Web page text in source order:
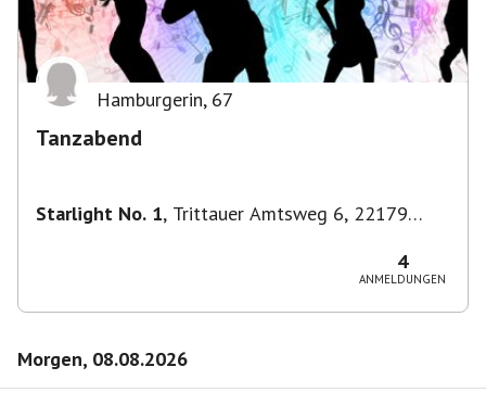
Hamburgerin, 67
Tanzabend
Starlight No. 1, Trittauer Amtsweg 6, 22179
4
ANMELDUNGEN
Morgen, 08.08.2026